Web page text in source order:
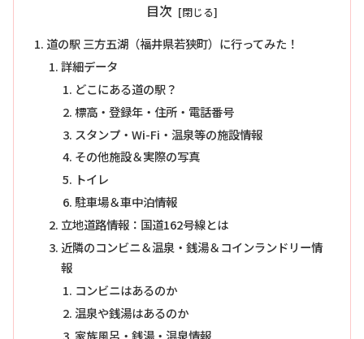
目次
道の駅 三方五湖（福井県若狭町）に行ってみた！
詳細データ
どこにある道の駅？
標高・登録年・住所・電話番号
スタンプ・Wi-Fi・温泉等の施設情報
その他施設＆実際の写真
トイレ
駐車場＆車中泊情報
立地道路情報：国道162号線とは
近隣のコンビニ＆温泉・銭湯＆コインランドリー情
報
コンビニはあるのか
温泉や銭湯はあるのか
家族風呂・銭湯・温泉情報